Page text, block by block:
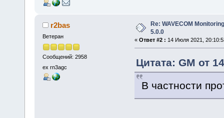
r2bas
Ветеран
Сообщений: 2958
ex rn3agc
Re: WAVECOM
5.0.0
« Ответ #2 : 14 Июля 2021,
Цитата: GM от
В частности